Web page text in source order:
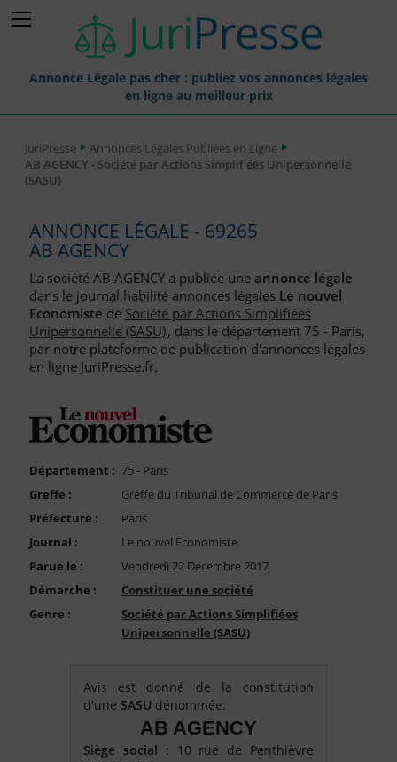
Annonce Légale pas cher : publiez vos annonces légales
en ligne au meilleur prix
Annonces Légales Publiées
Journaux Habilités (JAL) Annonces Légales
Liste des Greffes
Liste des CCI
Le Blog pour les Entreprises
Nous Contacter
Compte PRO
JuriPresse
Annonces Légales Publiées en Ligne
AB AGENCY - Société par Actions Simplifiées Unipersonnelle
(SASU)
ANNONCE LÉGALE - 69265
AB AGENCY
La société AB AGENCY a publiée une annonce légale
dans le journal habilité annonces légales Le nouvel
Economiste de Société par Actions Simplifiées
Unipersonnelle (SASU), dans le département 75 - Paris,
par notre plateforme de publication d'annonces légales
en ligne JuriPresse.fr.
Département : 75 - Paris
Greffe :
Greffe du Tribunal de Commerce de Paris
Préfecture :
Paris
Journal :
Le nouvel Economiste
Parue le :
Vendredi 22 Décembre 2017
Démarche :
Constituer une société
Genre :
Société par Actions Simplifiées
Unipersonnelle (SASU)
Avis est donné de la constitution
d'une SASU dénommée:
AB AGENCY
Siège social : 10 rue de Penthièvre